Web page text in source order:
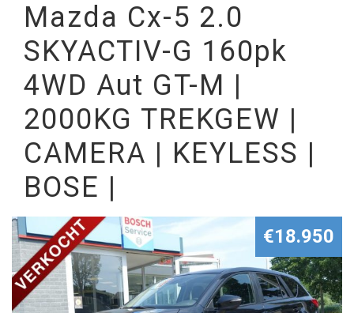
Mazda Cx-5 2.0
SKYACTIV-G 160pk
4WD Aut GT-M |
2000KG TREKGEW |
CAMERA | KEYLESS |
BOSE |
€18.950